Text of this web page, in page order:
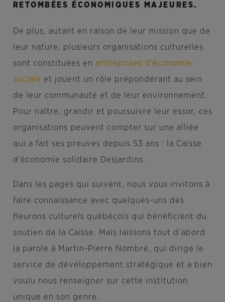
RETOMBÉES ÉCONOMIQUES MAJEURES.
De plus, autant en raison de leur mission que de
leur nature, plusieurs organisations culturelles
sont constituées en entreprises d’économie
sociale et jouent un rôle prépondérant au sein
de leur communauté et de leur environnement.
Pour naître, grandir et poursuivre leur essor, ces
organisations peuvent compter sur une alliée
qui a fait ses preuves depuis 53 ans : la Caisse
d’économie solidaire Desjardins.
Dans les pages qui suivent, nous vous invitons à
faire connaissance avec quelques-uns des
fleurons culturels québécois qui bénéficient du
soutien de la Caisse. Mais laissons tout d’abord
la parole à Martin-Pierre Nombré, qui dirige le
service de développement stratégique et a bien
voulu nous renseigner sur cette institution
unique en son genre.